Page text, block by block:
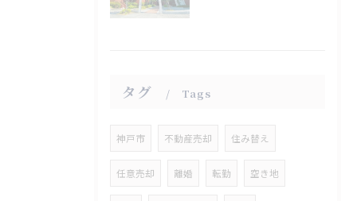
タグ Tags
神戸市 不動産売却 住み替え
任意売却 離婚 転勤 空き地